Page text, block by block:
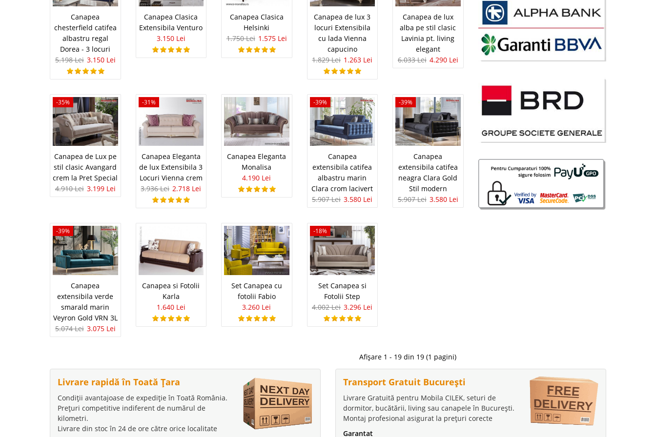
o amenajare living de bun gust pe s..
Compara
Adauga la Favorite
Canapea London Chesterfield
Canapele extensibile sau fixe London Chesterfield Canapelele si fotoliile din
seria London Chesterield finiseaza eleganta sufrageriilor amenajate pe stil
Chesterfield a fost proiectat cu mu..
Compara
3.081 Lei
Pret Redus2.773 Lei
Adauga la Favorite
-25% Canapele Clasice Queen
Canapele Clasice de Lux | Canapea si Fotolii Queen de Luxe Cel mai mare
gama de canapele si fotolii clasice de lux. Setul Queen ofera spre vanzare la
cele mai bune preturi urmatoarele componente: Set Canapele..
Compara
5.860 Lei
Pret Redus 4.390 Lei
Stoc Epuizat - Indisponibil
Adauga la Favorite
Set Canapele si Fotolii Latina
Set de Canapele si Fotolii 321 Latina Setul este format din canapea
extensibila de 3 locuri plus canapea extensibila 2 locuri plus fotoliu berjer.
Latina face parte din categoria seturi de canapele si fotolii 3 2 1 si prezinta
multiple avantaje atat estetice dar mai..
Compara
-39%
Canapele chesterfield si fotolii catifea Albastru Royal – Model original Turcia
- livrare Gratuita Bucuresti Fie ca sunteti in cautarea unui set de canapele si
fotolii pe stil chesterfield ori va doriti independent piese precum canapea 3
locuri albastra model ..
Compara
Stoc Epuizat - Indisponibil
Adauga la Favorite
Canapea
chesterfield catifea
albastru regal
Dorea - 3 locuri
5.198 Lei 3.150 Lei
Canapea Clasica
Extensibila Venturo
3.150 Lei
Canapea Clasica
Helsinki
1.750 Lei 1.575 Lei
Canapea de lux 3
locuri Extensibila
cu lada Vienna
capucino
1.829 Lei 1.263 Lei
Canapea de lux
alba pe stil clasic
Lavinia pt. living
elegant
6.033 Lei 4.290 Lei
-35%
Canapea de Lux pe
stil clasic Avangard
crem la Pret Special
4.910 Lei 3.199 Lei
-31%
Canapea Eleganta
de lux Extensibila 3
Locuri Vienna crem
3.936 Lei 2.718 Lei
Canapea Eleganta
Monalisa
4.190 Lei
-39%
Canapea
extensibila catifea
albastru marin
Clara crom lacivert
5.907 Lei 3.580 Lei
-39%
Canapea
extensibila catifea
neagra Clara Gold
Stil modern
5.907 Lei 3.580 Lei
-39%
Canapea
extensibila verde
smarald marin
Veyron Gold VRN 3L
5.074 Lei 3.075 Lei
Canapea si Fotolii
Karla
1.640 Lei
Set Canapea cu
fotolii Fabio
3.260 Lei
-18%
Set Canapea si
Fotolii Step
4.002 Lei 3.296 Lei
Afișare 1 - 19 din 19 (1 pagini)
Livrare rapidă în Toată Țara
Condiții avantajoase de expediție în Toată România.
Prețuri competitive indiferent de numărul de
kilometri.
Livrare din stoc în 24 de ore către orice localitate
Transport Gratuit București
Livrare Gratuită pentru Mobila CILEK, seturi de
dormitor, bucătării, living sau canapele în București.
Montaj profesional asigurat la prețuri corecte
Garantat